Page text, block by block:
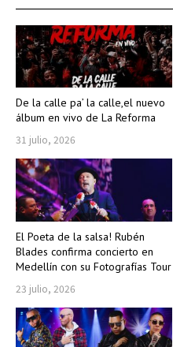
De la calle pa’ la calle,el nuevo
álbum en vivo de La Reforma
31 julio, 2026
El Poeta de la salsa! Rubén
Blades confirma concierto en
Medellín con su Fotografías Tour
23 julio, 2026